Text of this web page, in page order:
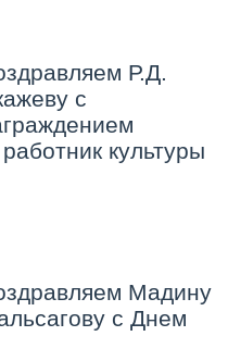
Р.Д.
с
культуры
Мадину
с Днем